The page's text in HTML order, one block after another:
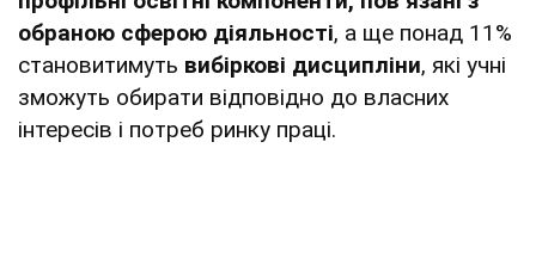
обраною сферою діяльності, а ще понад 11%
становитимуть вибіркові дисципліни, які учні
зможуть обирати відповідно до власних
інтересів і потреб ринку праці.